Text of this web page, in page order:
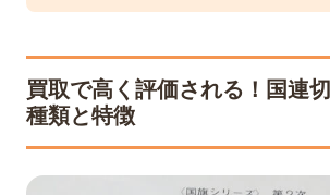
買取で高く評価される！国連
種類と特徴